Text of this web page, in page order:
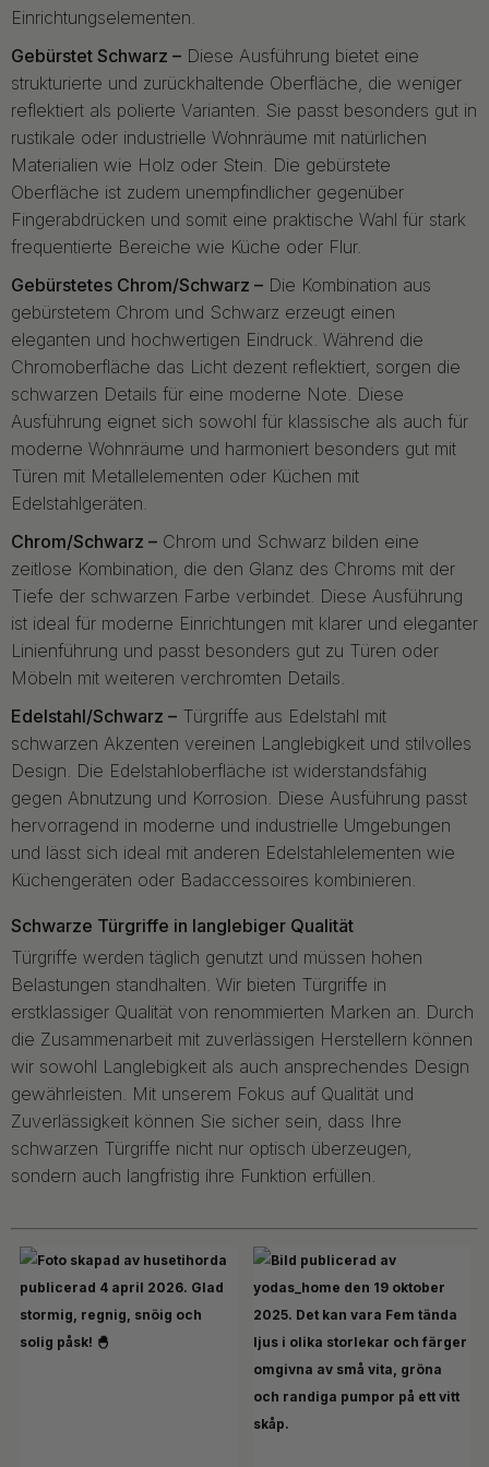
Einrichtungselementen.
Gebürstet Schwarz – Diese Ausführung bietet eine
strukturierte und zurückhaltende Oberfläche, die weniger
reflektiert als polierte Varianten. Sie passt besonders gut in
rustikale oder industrielle Wohnräume mit natürlichen
Materialien wie Holz oder Stein. Die gebürstete
Oberfläche ist zudem unempfindlicher gegenüber
Fingerabdrücken und somit eine praktische Wahl für stark
frequentierte Bereiche wie Küche oder Flur.
Gebürstetes Chrom/Schwarz – Die Kombination aus
gebürstetem Chrom und Schwarz erzeugt einen
eleganten und hochwertigen Eindruck. Während die
Chromoberfläche das Licht dezent reflektiert, sorgen die
schwarzen Details für eine moderne Note. Diese
Ausführung eignet sich sowohl für klassische als auch für
moderne Wohnräume und harmoniert besonders gut mit
Türen mit Metallelementen oder Küchen mit
Edelstahlgeräten.
Chrom/Schwarz – Chrom und Schwarz bilden eine
zeitlose Kombination, die den Glanz des Chroms mit der
Tiefe der schwarzen Farbe verbindet. Diese Ausführung
ist ideal für moderne Einrichtungen mit klarer und eleganter
Linienführung und passt besonders gut zu Türen oder
Möbeln mit weiteren verchromten Details.
Edelstahl/Schwarz – Türgriffe aus Edelstahl mit
schwarzen Akzenten vereinen Langlebigkeit und stilvolles
Design. Die Edelstahloberfläche ist widerstandsfähig
gegen Abnutzung und Korrosion. Diese Ausführung passt
hervorragend in moderne und industrielle Umgebungen
und lässt sich ideal mit anderen Edelstahlelementen wie
Küchengeräten oder Badaccessoires kombinieren.
Schwarze Türgriffe in langlebiger Qualität
Türgriffe werden täglich genutzt und müssen hohen
Belastungen standhalten. Wir bieten Türgriffe in
erstklassiger Qualität von renommierten Marken an. Durch
die Zusammenarbeit mit zuverlässigen Herstellern können
wir sowohl Langlebigkeit als auch ansprechendes Design
gewährleisten. Mit unserem Fokus auf Qualität und
Zuverlässigkeit können Sie sicher sein, dass Ihre
schwarzen Türgriffe nicht nur optisch überzeugen,
sondern auch langfristig ihre Funktion erfüllen.